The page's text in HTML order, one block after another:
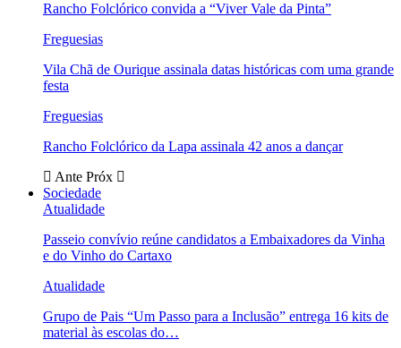
Rancho Folclórico convida a “Viver Vale da Pinta”
Freguesias
Vila Chã de Ourique assinala datas históricas com uma grande
festa
Freguesias
Rancho Folclórico da Lapa assinala 42 anos a dançar
Ante Próx
Sociedade
Atualidade
Passeio convívio reúne candidatos a Embaixadores da Vinha
e do Vinho do Cartaxo
Atualidade
Grupo de Pais “Um Passo para a Inclusão” entrega 16 kits de
material às escolas do…